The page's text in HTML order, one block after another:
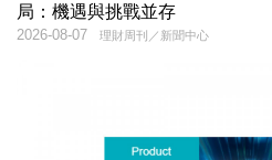
局：機遇與挑戰並存
理財周刊／新聞中心
2026-08-07